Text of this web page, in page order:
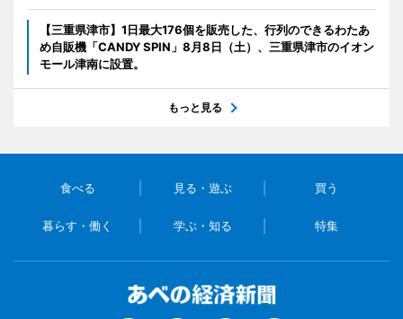
【三重県津市】1日最大176個を販売した、行列のできるわたあ
め自販機「CANDY SPIN」8月8日（土）、三重県津市のイオン
モール津南に設置。
もっと見る
食べる 見る・遊ぶ 買う
暮らす・働く 学ぶ・知る 特集